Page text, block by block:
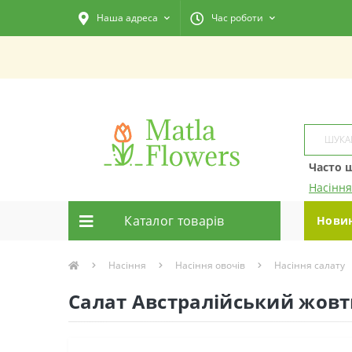
Наша адреса Час роботи
Часто
Каталог товарiв
Насіння Насіння овочів Насіння салату
Салат Австралійський